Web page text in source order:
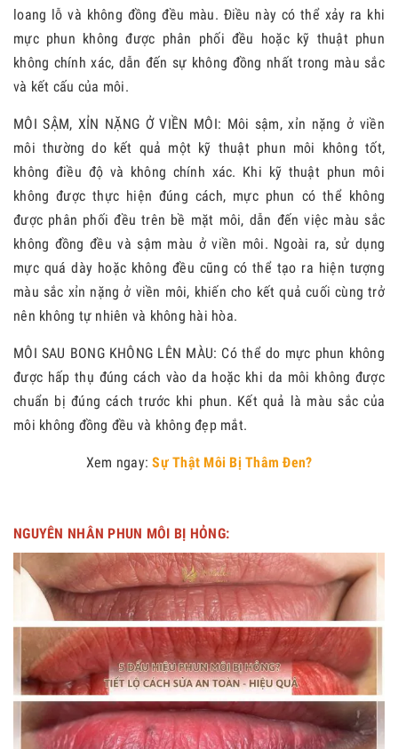
loang lỗ và không đồng đều màu. Điều này có thể xảy ra khi
mực phun không được phân phối đều hoặc kỹ thuật phun
không chính xác, dẫn đến sự không đồng nhất trong màu sắc
và kết cấu của môi.
MÔI SẬM, XỈN NẶNG Ở VIỀN MÔI: Môi sậm, xỉn nặng ở viền
môi thường do kết quả một kỹ thuật phun môi không tốt,
không điều độ và không chính xác. Khi kỹ thuật phun môi
không được thực hiện đúng cách, mực phun có thể không
được phân phối đều trên bề mặt môi, dẫn đến việc màu sắc
không đồng đều và sậm màu ở viền môi. Ngoài ra, sử dụng
mực quá dày hoặc không đều cũng có thể tạo ra hiện tượng
màu sắc xỉn nặng ở viền môi, khiến cho kết quả cuối cùng trở
nên không tự nhiên và không hài hòa.
MÔI SAU BONG KHÔNG LÊN MÀU: Có thể do mực phun không
được hấp thụ đúng cách vào da hoặc khi da môi không được
chuẩn bị đúng cách trước khi phun. Kết quả là màu sắc của
môi không đồng đều và không đẹp mắt.
Xem ngay:Sự Thật Môi Bị Thâm Đen?
NGUYÊN NHÂN PHUN MÔI BỊ HỎNG: